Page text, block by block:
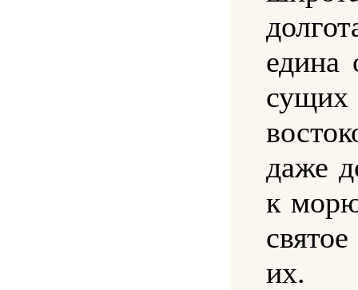
едина
даже
к
их.